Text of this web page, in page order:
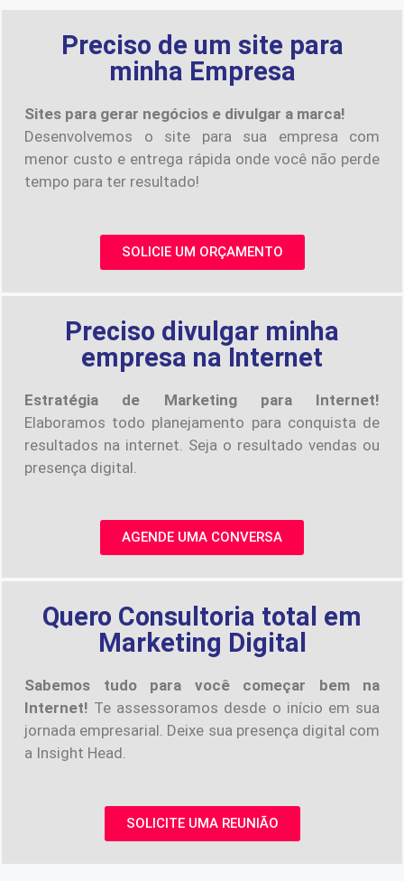
Preciso de um site para
minha Empresa
Sites para gerar negócios e divulgar a marca!
Desenvolvemos o site para sua empresa com
menor custo e entrega rápida onde você não perde
tempo para ter resultado!
SOLICIE UM ORÇAMENTO
Preciso divulgar minha
empresa na Internet
Estratégia de Marketing para Internet!
Elaboramos todo planejamento para conquista de
resultados na internet. Seja o resultado vendas ou
presença digital.
AGENDE UMA CONVERSA
Quero Consultoria total em
Marketing Digital
Sabemos tudo para você começar bem na
Internet! Te assessoramos desde o início em sua
jornada empresarial. Deixe sua presença digital com
a Insight Head.
SOLICITE UMA REUNIÃO